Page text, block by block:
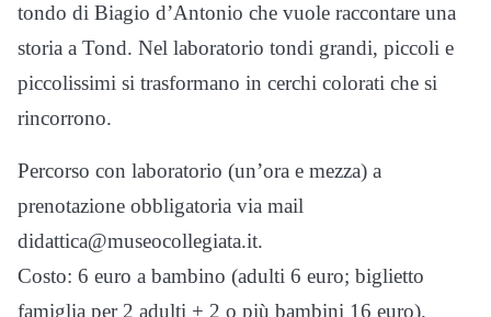
tondo di Biagio d’Antonio che vuole raccontare una
storia a Tond. Nel laboratorio tondi grandi, piccoli e
piccolissimi si trasformano in cerchi colorati che si
rincorrono.
Percorso con laboratorio (un’ora e mezza) a
prenotazione obbligatoria via mail
didattica@museocollegiata.it.
Costo: 6 euro a bambino (adulti 6 euro; biglietto
famiglia per 2 adulti + 2 o più bambini 16 euro).